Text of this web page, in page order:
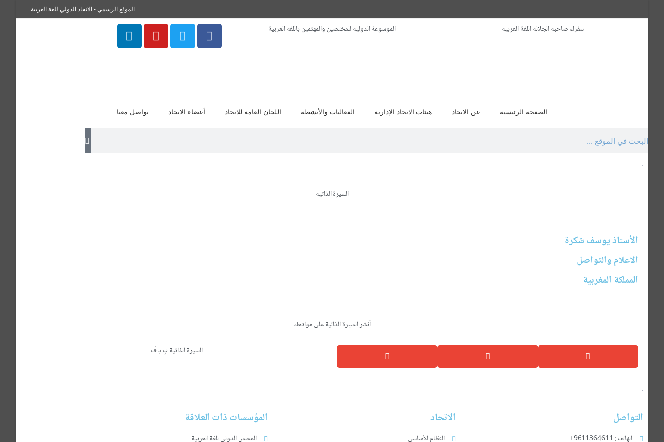
الموقع الرسمي - الاتحاد الدولي للغة العربية
سفراء صاحبة الجلالة اللغة العربية الموسوعة الدولية للمختصين والمهتمين باللغة العربية
الصفحة الرئيسية عن الاتحاد هيئات الاتحاد الإدارية الفعاليات والأنشطة اللجان العامة للاتحاد أعضاء الاتحاد تواصل معنا
.
السيرة الذاتية
الأستاذ يوسف شكرة
الاعلام والتواصل
المملكة المغربية
أنشر السيرة الذاتية على مواقعك
السيرة الذاتية بِ دِ فْ
.
التواصل
الهاتف : 9611364611+
الاتحاد
النظام الأساسي
المؤسسات ذات العلاقة
المجلس الدولي للغة العربية